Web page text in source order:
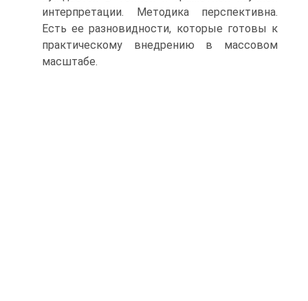
интерпретации. Методика перспективна.
Есть ее разновидности, которые готовы к
практическому внедрению в массовом
масштабе.